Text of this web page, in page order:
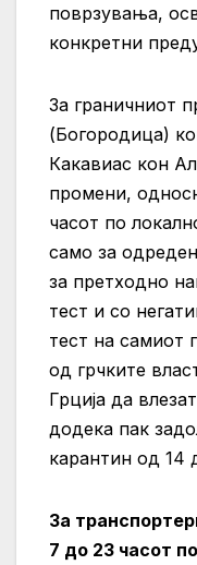
поврзувања,
конкретни
За граничниот
(Богородица)
Какавиас кон
промени,
часот по
само за
за претходно
тест и со
тест на самиот
од грчките
Грција да
додека пак
карантин од 14
За
7 до 23 часот